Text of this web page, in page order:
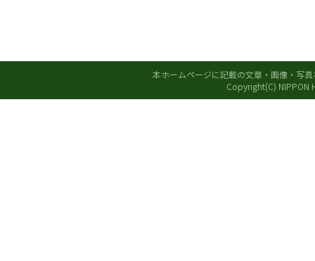
本ホームページに記載の文章・画像・写
Copyright(C) NIPPON